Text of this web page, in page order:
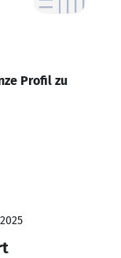
Profil zu